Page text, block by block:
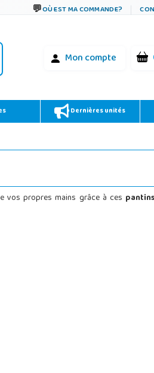
OÙ EST MA COMMANDE?
Mon compte
Dernières unités
vos propres mains grâce à ces